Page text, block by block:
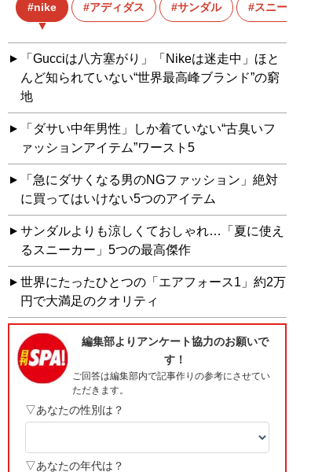
nike アディダス サンダル スニーカー
「Gucciは八方塞がり」「Nikeは迷走中」ほと
んど知られていない“世界最高峰ブランド”の窮
地
「ダサい中年男性」しか着ていない“古臭いフ
ァッションアイテム”ワースト5
「急にダサくなる男のNGファッション」絶対
に買ってはいけない5つのアイテム
サンダルよりも涼しくておしゃれ…「夏に使え
るスニーカー」5つの最高傑作
世界にたったひとつの「エアフォース1」約2万
円で大満足のクオリティ